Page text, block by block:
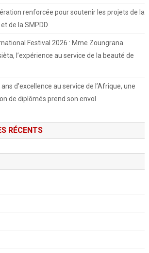
renforcée pour soutenir les projets de la
de la SMPDD
Festival 2026 : Mme Zoungrana
l’expérience au service de la beauté de
d’excellence au service de l’Afrique, une
de diplômés prend son envol
RÉCENTS